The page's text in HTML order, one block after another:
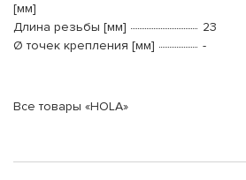
[мм]
Длина резьбы [мм]
23
Ø точек крепления [мм]
-
Все товары «HOLA»